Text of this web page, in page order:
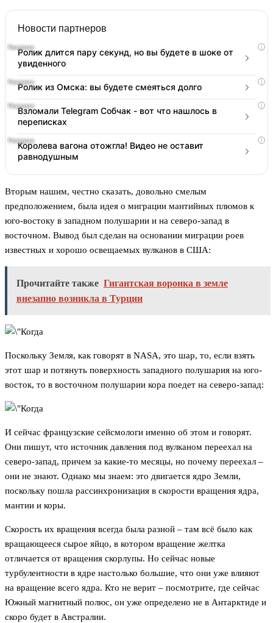
Новости партнеров
i
Ролик длится пару секунд, но вы будете в шоке от
увиденного
i
Ролик из Омска: вы будете смеяться долго
i
Взломали Telegram Собчак - вот что нашлось в
переписках
i
Королева вагона отожгла! Видео не оставит
равнодушным
Вторым нашим, честно сказать, довольно смелым
предположением, была идея о миграции мантийных плюмов к
юго-востоку в западном полушарии и на северо-запад в
восточном. Вывод был сделан на основании миграции роев
известных и хорошо освещаемых вулканов в США:
Прочитайте также Гигантская воронка в земле
внезапно возникла в Турции
Поскольку Земля, как говорят в NASA, это шар, то, если взять
этот шар и потянуть поверхность западного полушария на юго-
восток, то в восточном полушарии кора поедет на северо-запад:
И сейчас французские сейсмологи именно об этом и говорят.
Они пишут, что источник давления под вулканом переехал на
северо-запад, причем за какие-то месяцы, но почему переехал –
они не знают. Однако мы знаем: это двигается ядро Земли,
поскольку пошла рассинхронизация в скорости вращения ядра,
мантии и коры.
Скорость их вращения всегда была разной – там всё было как
вращающееся сырое яйцо, в котором вращение желтка
отличается от вращения скорлупы. Но сейчас новые
турбулентности в ядре настолько большие, что они уже влияют
на вращение всего ядра. Кто не верит – посмотрите, где сейчас
Южный магнитный полюс, он уже определено не в Антарктиде и
скоро будет в Австралии.